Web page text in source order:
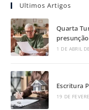
Ultimos Artigos
Quarta
1 DE ABRIL
Escritura
19 DE